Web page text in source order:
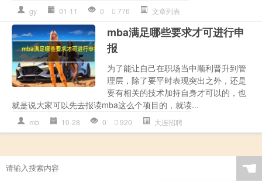
gy 01-11 0 776 文章列表
mba满足哪些要求才可进行申
报
为了能让自己在职场当中顺利晋升到管
理层，除了要平时表现突出之外，还是
要有相关的技术加持自身才可以的，也
就是说大家可以先去报读mba这么个项目的，就读...
mb 10-28 0 920 大连招聘
☚